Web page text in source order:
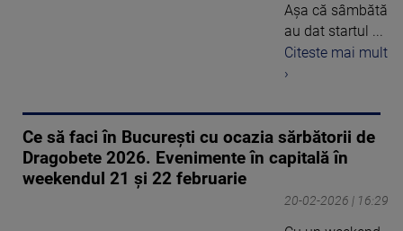
Așa că sâmbătă
au dat startul ...
Citeste mai mult
›
Ce să faci în București cu ocazia sărbătorii de
Dragobete 2026. Evenimente în capitală în
weekendul 21 și 22 februarie
20-02-2026 | 16:29